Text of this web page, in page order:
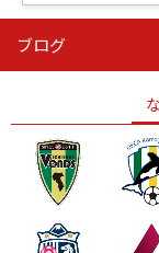
ニッパツ
ニッパツ
ブログ